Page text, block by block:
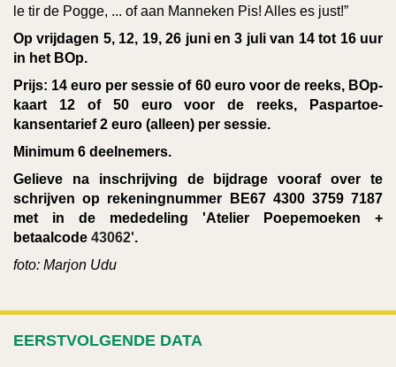
le tir de Pogge, ... of aan Manneken Pis! Alles es just!”
Op vrijdagen 5, 12, 19, 26 juni en 3 juli van 14 tot 16 uur
in het BOp.
Prijs: 14 euro per sessie of 60 euro voor de reeks, BOp-
kaart 12 of 50 euro voor de reeks, Paspartoe-
kansentarief 2 euro (alleen) per sessie.
Minimum 6 deelnemers.
Gelieve na inschrijving de bijdrage vooraf over te
schrijven op rekeningnummer BE67 4300 3759 7187
met in de mededeling 'Atelier Poepemoeken +
betaalcode 43062'.
foto: Marjon Udu
EERSTVOLGENDE DATA